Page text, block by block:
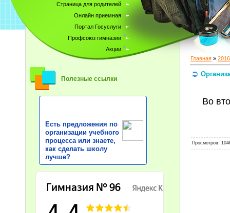
Страница для родителей
Онлайн приемная
Портал Госуслуги
Профсоюз гимназии
Акции
Полезные ссылки
Есть предложения по
организации учебного
процесса или знаете,
как сделать школу
лучше?
Главная » 2016
Во
Просмотров: